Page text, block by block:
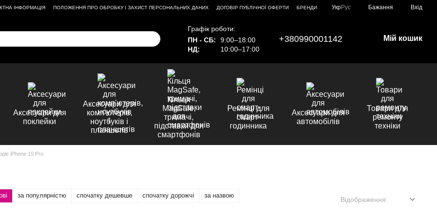
ІНФОРМАЦІЯ ПОЛОЖЕННЯ ПРО ОБРОБКУ І ЗАХИСТ ПЕРСОНАЛЬНИХ ДАНИХ ДОГОВІР ПУБЛІЧНОЇ ОФЕРТИ
БРЕНДИ
УкрРус Бажання Вхід
Графік роботи:
ПН - СБ:
9:00–18:00
НД:
10:00–17:00
+380990001142 Мій кошик
Аксесуари для
поклейки
Аксесуари для
комп'ютерів,
ноутбуків і
планшетів
Кільця
MagSafe,
тримачі,
підставки для
смартфонів
Ремінці для
смарт-
годинника
Аксесуари для
автомобілів
Товари для
ремонту
техніки
iPhone 15 Pro
за популярністю спочатку дешевше спочатку дорожчі за назвою
Відображення: